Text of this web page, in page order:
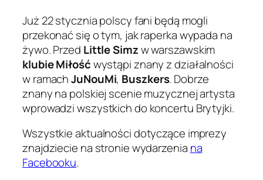
Już 22 stycznia polscy fani będą mogli
przekonać się o tym, jak raperka wypada na
żywo. Przed Little Simzw warszawskim
klubie Miłośćwystąpi znany z działalności
w ramachJuNouMi, Buszkers. Dobrze
znany na polskiej scenie muzycznej artysta
wprowadzi wszystkich do koncertu Brytyjki.
Wszystkie aktualności dotyczące imprezy
znajdziecie na stronie wydarzenia na
Facebooku.